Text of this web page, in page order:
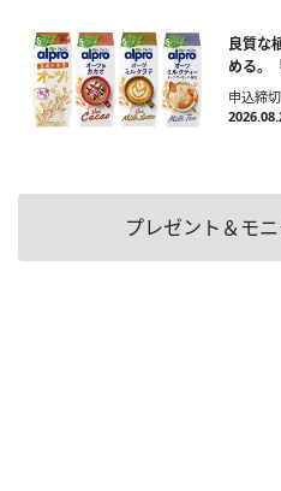
良質な
める。
申込締切
プレゼント＆モ